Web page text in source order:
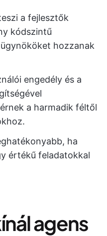
a fejlesztők
kódszintű
hozzanak
engedély és a
a harmadik féltől
ha
értékű feladatokkal
agens